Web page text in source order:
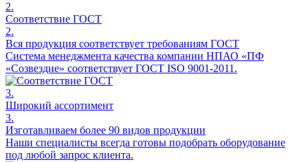
2.
Соответствие ГОСТ
2.
Вся продукция соответствует требованиям ГОСТ
Система менеджмента качества компании НПАО «ПФ
«Созвездие» соответствует ГОСТ ISO 9001-2011.
3.
Широкий ассортимент
3.
Изготавливаем более 90 видов продукции
Наши специалисты всегда готовы подобрать оборудование
под любой запрос клиента.